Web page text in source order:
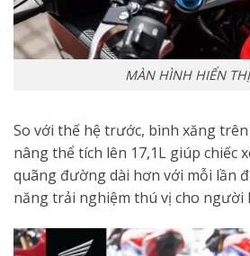
MÀN HÌNH HIỂN
So với thế hệ trước, bình xăng
nâng thể tích lên 17,1L giúp chiếc
quãng đường dài hơn với mỗi lần
năng trải nghiệm thú vị cho người